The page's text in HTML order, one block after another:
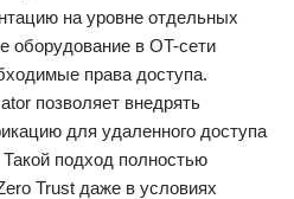
на уровне отдельных
оборудование в OT-сети
права доступа.
позволяет внедрять
для удаленного доступа
подход полностью
Trust даже в условиях